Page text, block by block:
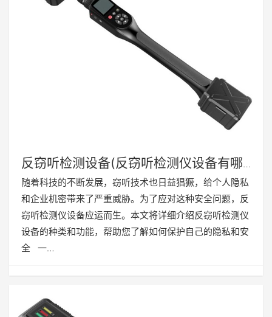
反窃听检测设备(反窃听检测仪设备有哪
些)
随着科技的不断发展，窃听技术也日益猖獗，给个人隐私
和企业机密带来了严重威胁。为了应对这种安全问题，反
窃听检测仪设备应运而生。本文将详细介绍反窃听检测仪
设备的种类和功能，帮助您了解如何保护自己的隐私和安
全 一…